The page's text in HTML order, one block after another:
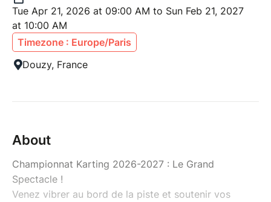
Tue Apr 21, 2026 at 09:00 AM to Sun Feb 21, 2027
at 10:00 AM
Timezone : Europe/Paris
Douzy, France
About
Championnat Karting 2026-2027 : Le Grand
Spectacle !
Venez vibrer au bord de la piste et soutenir vos